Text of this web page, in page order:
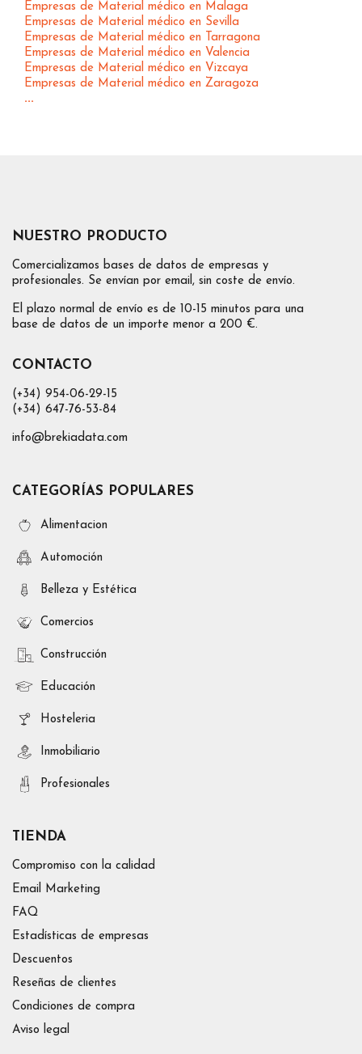
Empresas de Material médico en Malaga
Empresas de Material médico en Sevilla
Empresas de Material médico en Tarragona
Empresas de Material médico en Valencia
Empresas de Material médico en Vizcaya
Empresas de Material médico en Zaragoza
...
NUESTRO PRODUCTO
Comercializamos bases de datos de empresas y
profesionales. Se envían por email, sin coste de envío.
El plazo normal de envío es de 10-15 minutos para una
base de datos de un importe menor a 200 €.
CONTACTO
(+34) 954-06-29-15
(+34) 647-76-53-84
info@brekiadata.com
CATEGORÍAS POPULARES
Alimentacion
Automoción
Belleza y Estética
Comercios
Construcción
Educación
Hosteleria
Inmobiliario
Profesionales
TIENDA
Compromiso con la calidad
Email Marketing
FAQ
Estadísticas de empresas
Descuentos
Reseñas de clientes
Condiciones de compra
Aviso legal